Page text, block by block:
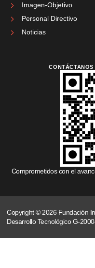
Imagen-Objetivo
Personal Directivo
Noticias
Comprometidos con el
Copyright © 2026 Fundación
Desarrollo Tecnológico G-